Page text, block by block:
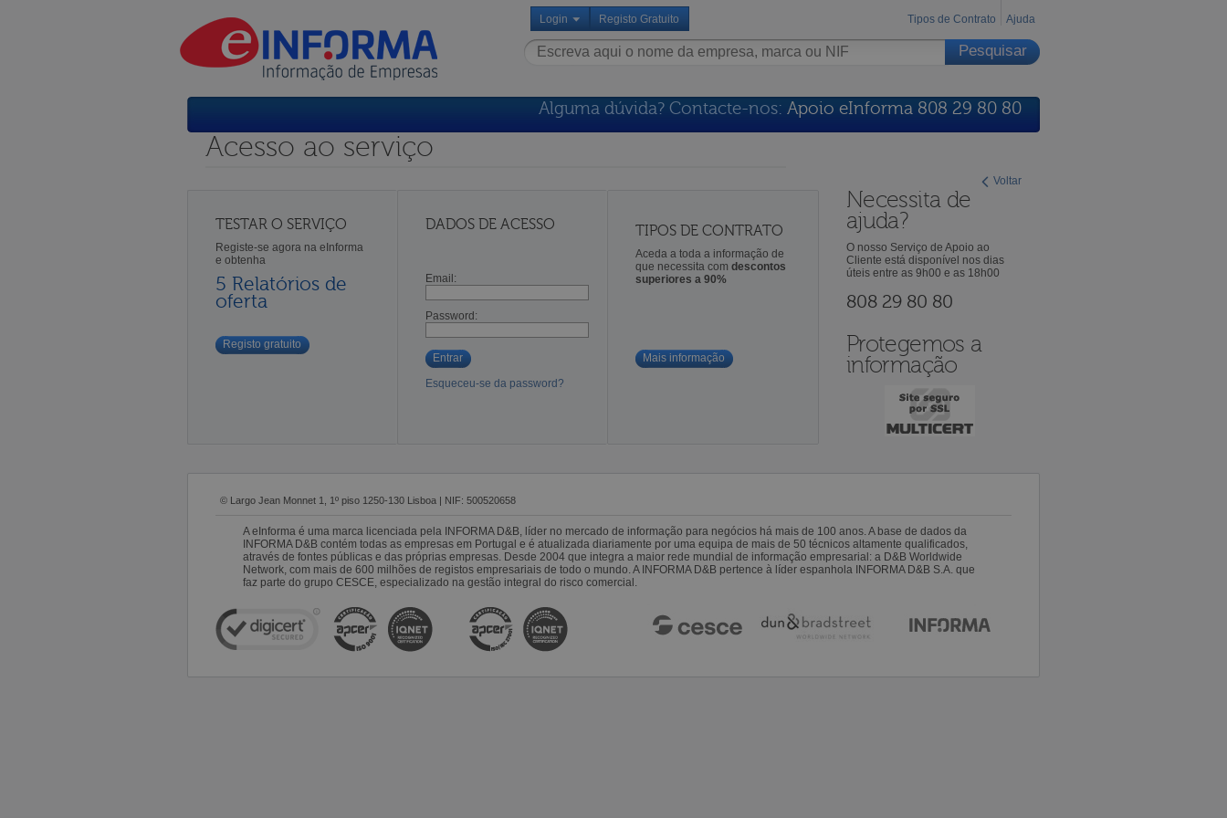
Login Registo Gratuito Tipos de Contrato Ajuda
Alguma dúvida? Contacte-nos: Apoio eInforma 808 29 80 80
Voltar
Acesso ao serviço
TESTAR O SERVIÇO
Registe-se agora na eInforma
e obtenha
5 Relatórios de
oferta
Registo gratuito
DADOS DE ACESSO
Email:
Password:
Entrar
Esqueceu-se da password?
TIPOS DE CONTRATO
Aceda a toda a informação de
que necessita comdescontos
superiores a 90%
Mais informação
Necessita de
ajuda?
O nosso Serviço de Apoio ao
Cliente está disponível nos dias
úteis entre as 9h00 e as 18h00
808 29 80 80
Protegemos a
informação
© Largo Jean Monnet 1, 1º piso 1250-130 Lisboa | NIF: 500520658
A eInforma é uma marca licenciada pela INFORMA D&B, líder no mercado de informação para negócios há mais de 100 anos. A base de dados da
INFORMA D&B contém todas as empresas em Portugal e é atualizada diariamente por uma equipa de mais de 50 técnicos altamente qualificados,
através de fontes públicas e das próprias empresas. Desde 2004 que integra a maior rede mundial de informação empresarial: a D&B Worldwide
Network, com mais de 600 milhões de registos empresariais de todo o mundo. A INFORMA D&B pertence à líder espanhola INFORMA D&B S.A. que
faz parte do grupo CESCE, especializado na gestão integral do risco comercial.